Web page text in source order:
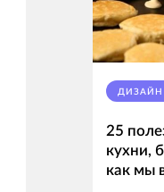
ДИЗАЙН
25
кухни,
как мы